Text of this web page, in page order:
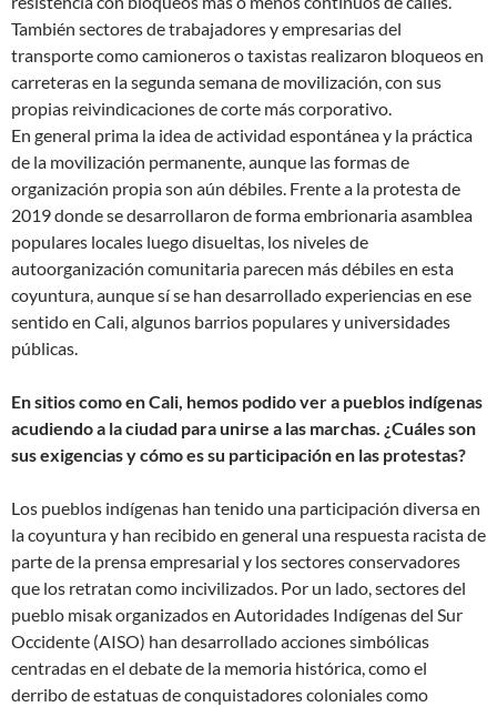
También sectores de trabajadores y empresarias del
transporte como camioneros o taxistas realizaron bloqueos en
carreteras en la segunda semana de movilización, con sus
propias reivindicaciones de corte más corporativo.
En general prima la idea de actividad espontánea y la práctica
de la movilización permanente, aunque las formas de
organización propia son aún débiles. Frente a la protesta de
2019 donde se desarrollaron de forma embrionaria asamblea
populares locales luego disueltas, los niveles de
autoorganización comunitaria parecen más débiles en esta
coyuntura, aunque sí se han desarrollado experiencias en ese
sentido en Cali, algunos barrios populares y universidades
públicas.
En sitios como en Cali, hemos podido ver a pueblos indígenas
acudiendo a la ciudad para unirse a las marchas. ¿Cuáles son
sus exigencias y cómo es su participación en las protestas?
Los pueblos indígenas han tenido una participación diversa en
la coyuntura y han recibido en general una respuesta racista de
parte de la prensa empresarial y los sectores conservadores
que los retratan como incivilizados. Por un lado, sectores del
pueblo misak organizados en Autoridades Indígenas del Sur
Occidente (AISO) han desarrollado acciones simbólicas
centradas en el debate de la memoria histórica, como el
derribo de estatuas de conquistadores coloniales como